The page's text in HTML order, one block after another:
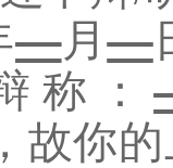
月
称：
，故你